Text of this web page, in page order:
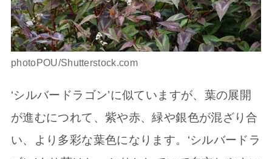
photoPOU/Shutterstock.com
‘シルバードラゴン’に似ていますが、葉の展開
が進むにつれて、紫や赤、緑や銀色が混ざり合
い、より多彩な葉色になります。‘シルバードラ